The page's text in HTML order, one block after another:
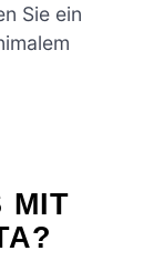
Sie ein
MIT